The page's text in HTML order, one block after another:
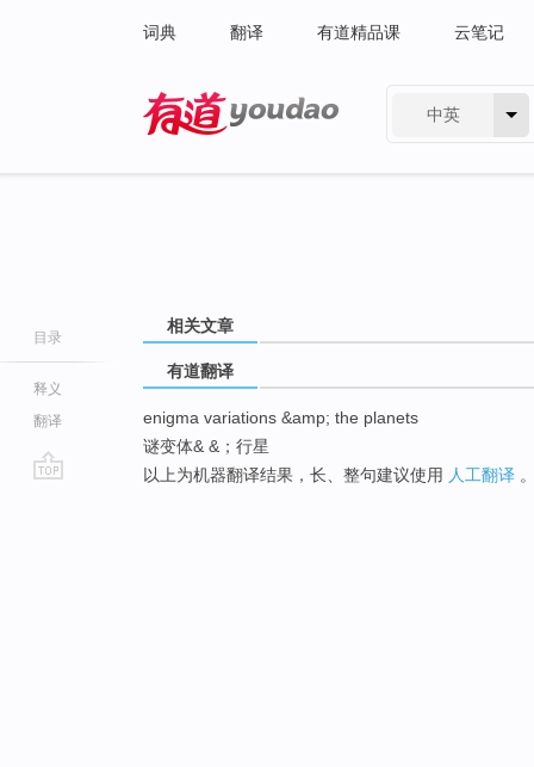
词典 翻译 有道精品课 云笔记
中英
目录
释义
翻译
相关文章
有道翻译
enigma variations &amp; the planets
谜变体& &；行星
以上为机器翻译结果，长、整句建议使用 人工翻译